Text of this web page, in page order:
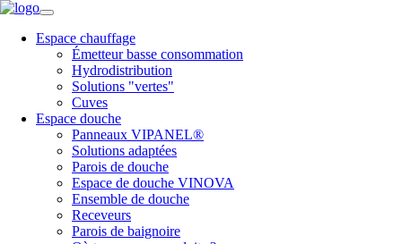
Espace chauffage
Émetteur basse consommation
Hydrodistribution
Solutions "vertes"
Cuves
Espace douche
Panneaux VIPANEL®
Solutions adaptées
Parois de douche
Espace de douche VINOVA
Ensemble de douche
Receveurs
Parois de baignoire